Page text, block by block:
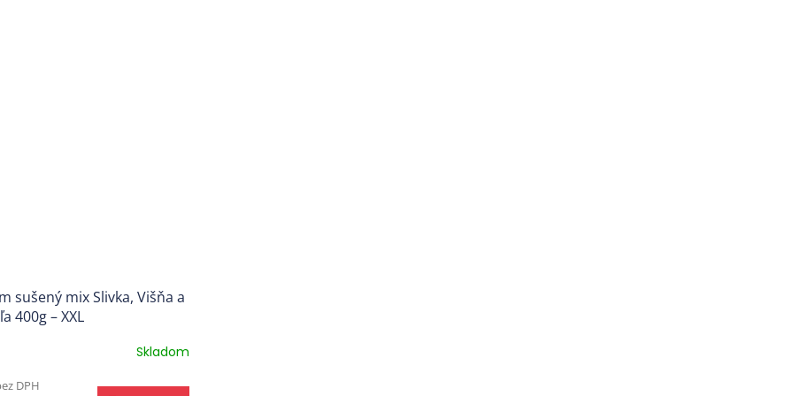
sušený mix Slivka, Višňa a
400g – XXL
Skladom
DPH